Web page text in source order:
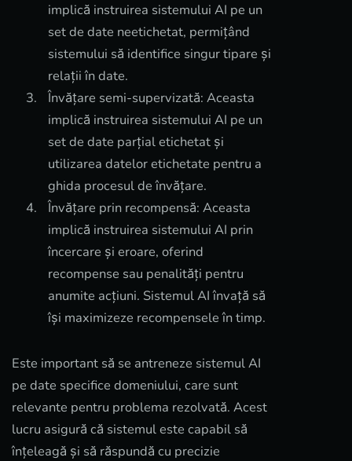
implică instruirea sistemului AI pe un
set de date neetichetat, permițând
sistemului să identifice singur tipare și
relații în date.
Învățare semi-supervizată: Aceasta
implică instruirea sistemului AI pe un
set de date parțial etichetat și
utilizarea datelor etichetate pentru a
ghida procesul de învățare.
Învățare prin recompensă: Aceasta
implică instruirea sistemului AI prin
încercare și eroare, oferind
recompense sau penalități pentru
anumite acțiuni. Sistemul AI învață să
își maximizeze recompensele în timp.
Este important să se antreneze sistemul AI
pe date specifice domeniului, care sunt
relevante pentru problema rezolvată. Acest
lucru asigură că sistemul este capabil să
înțeleagă și să răspundă cu precizie